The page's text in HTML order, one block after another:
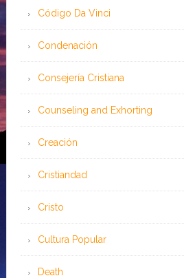
Código Da Vinci
Condenación
Consejería Cristiana
Counseling and Exhorting
Creación
Cristiandad
Cristo
Cultura Popular
Death